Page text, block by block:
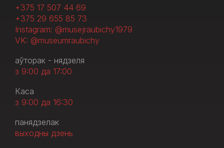
+375 17 507 44 69
+375 29 655 85 73
Instagram: @musejraubichy1979
VK: @museumraubichy
аўторак - нядзеля
з 9:00 да 17:00
Каса
з 9:00 да 16:30
панядзелак
выходны дзень